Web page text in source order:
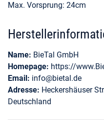
Max. Vorsprung: 24cm
Name: BieTal GmbH
Homepage: https://
Email: info@bietal.de
Adresse: Heckershäuser
Deutschland